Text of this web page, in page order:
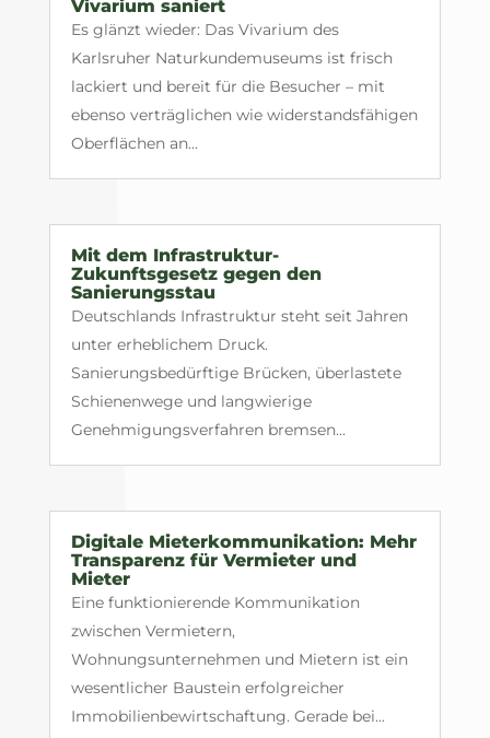
Vivarium saniert
Es glänzt wieder: Das Vivarium des
Karlsruher Naturkundemuseums ist frisch
lackiert und bereit für die Besucher – mit
ebenso verträglichen wie widerstandsfähigen
Oberflächen an...
Mit dem Infrastruktur-
Zukunftsgesetz gegen den
Sanierungsstau
Deutschlands Infrastruktur steht seit Jahren
unter erheblichem Druck.
Sanierungsbedürftige Brücken, überlastete
Schienenwege und langwierige
Genehmigungsverfahren bremsen...
Digitale Mieterkommunikation: Mehr
Transparenz für Vermieter und
Mieter
Eine funktionierende Kommunikation
zwischen Vermietern,
Wohnungsunternehmen und Mietern ist ein
wesentlicher Baustein erfolgreicher
Immobilienbewirtschaftung. Gerade bei...